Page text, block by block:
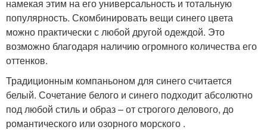
намекая этим на его универсальность и тотальную
популярность. Скомбинировать вещи синего цвета
можно практически с любой другой одеждой. Это
возможно благодаря наличию огромного количества его
оттенков.
Традиционным компаньоном для синего считается
белый. Сочетание белого и синего подходит абсолютно
под любой стиль и образ – от строгого делового, до
романтического или озорного морского .